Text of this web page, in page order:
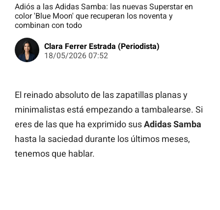
Adiós a las Adidas Samba: las nuevas Superstar en
color 'Blue Moon' que recuperan los noventa y
combinan con todo
Clara Ferrer Estrada (Periodista)
18/05/2026 07:52
El reinado absoluto de las zapatillas planas y
minimalistas está empezando a tambalearse. Si
eres de las que ha exprimido susAdidas Samba
hasta la saciedad durante los últimos meses,
tenemos que hablar.